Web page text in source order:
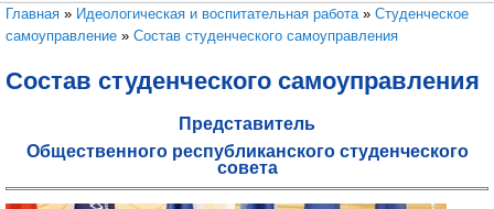
Вы здесь
Главная » Идеологическая и воспитательная работа» Студенческое
самоуправление » Состав студенческого самоуправления
Состав студенческого самоуправления
Представитель
Общественного республиканского студенческого
совета